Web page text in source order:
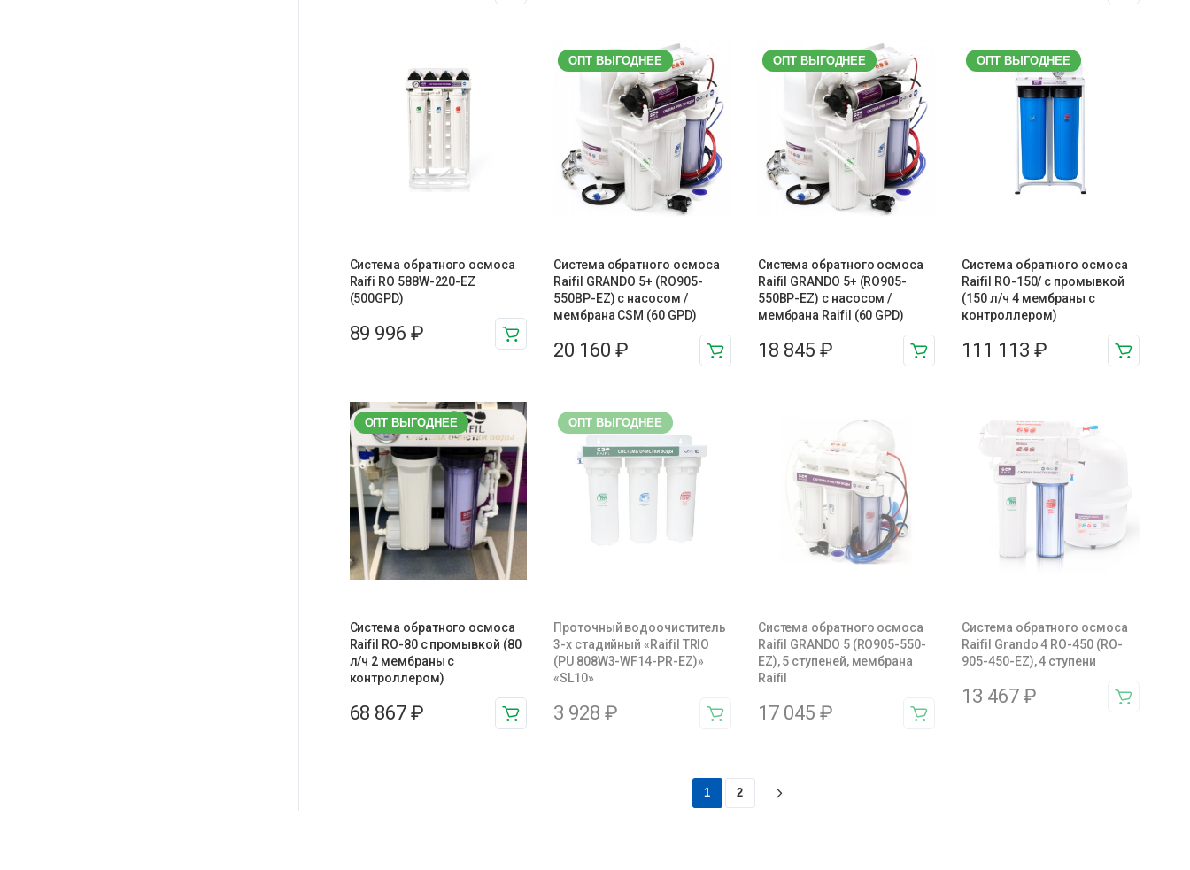
Система обратного осмоса
Raifi RO 588W-220-EZ
(500GPD)
89 996₽
ОПТ ВЫГОДНЕЕ
Система обратного осмоса
Raifil GRANDO 5+ (RO905-
550BP-EZ) с насосом /
мембрана CSM (60 GPD)
20 160 ₽
ОПТ ВЫГОДНЕЕ
Система обратного осмоса
Raifil GRANDO 5+ (RO905-
550BP-EZ) с насосом /
мембрана Raifil (60 GPD)
18 845 ₽
ОПТ ВЫГОДНЕЕ
Система обратного осмоса
Raifil RO-150/ с промывкой
(150 л/ч 4 мембраны с
контроллером)
111 113₽
ОПТ ВЫГОДНЕЕ
Система обратного осмоса
Raifil RO-80 с промывкой (80
л/ч 2 мембраны с
контроллером)
68 867₽
ОПТ ВЫГОДНЕЕ
Проточный водоочиститель
3-х стадийный «Raifil TRIO
(PU 808W3-WF14-PR-EZ)»
«SL10»
3 928 ₽
Система обратного осмоса
Raifil GRANDO 5 (RO905-550-
EZ), 5 ступеней, мембрана
Raifil
17 045 ₽
Система обратного осмоса
Raifil Grando 4 RO-450 (RO-
905-450-EZ), 4 ступени
13 467₽
1 2